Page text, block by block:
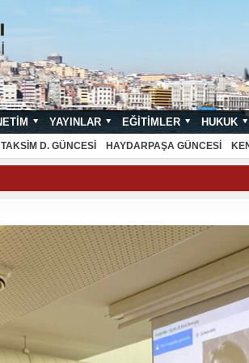
YAYINLAR EĞITIMLER HUKUK
TAKSIM D. GÜNCESI HAYDARPAŞA GÜNCESI